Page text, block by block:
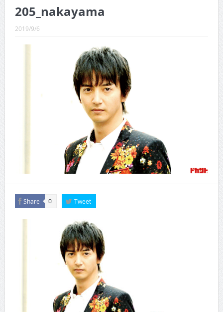
CINEMA×STYLE 289号
CINEMA×STYLE 287号
CINEMA×STYLE 286号
CINEMA×STYLE 285号
CINEMA×STYLE 294号
205_nakayama
2019/9/6
Share 0 Tweet